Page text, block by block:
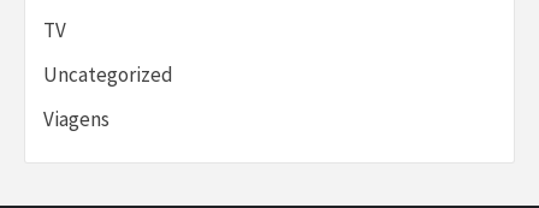
TV
Uncategorized
Viagens